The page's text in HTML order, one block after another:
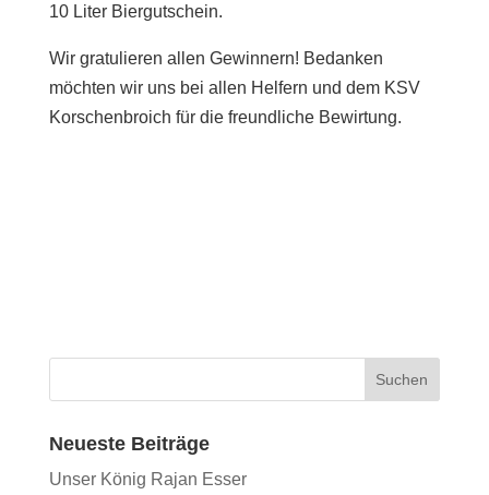
10 Liter Biergutschein.
Wir gratulieren allen Gewinnern! Bedanken
möchten wir uns bei allen Helfern und dem KSV
Korschenbroich für die freundliche Bewirtung.
Neueste Beiträge
Unser König Rajan Esser